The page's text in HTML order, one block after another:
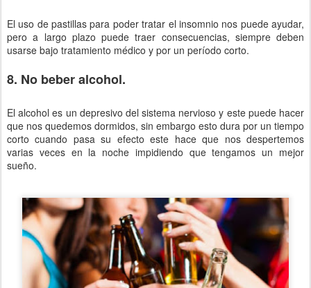
El uso de pastillas para poder tratar el insomnio nos puede ayudar,
pero a largo plazo puede traer consecuencias, siempre deben
usarse bajo tratamiento médico y por un período corto.
8. No beber alcohol.
El alcohol es un depresivo del sistema nervioso y este puede hacer
que nos quedemos dormidos, sin embargo esto dura por un tiempo
corto cuando pasa su efecto este hace que nos despertemos
varias veces en la noche impidiendo que tengamos un mejor
sueño.